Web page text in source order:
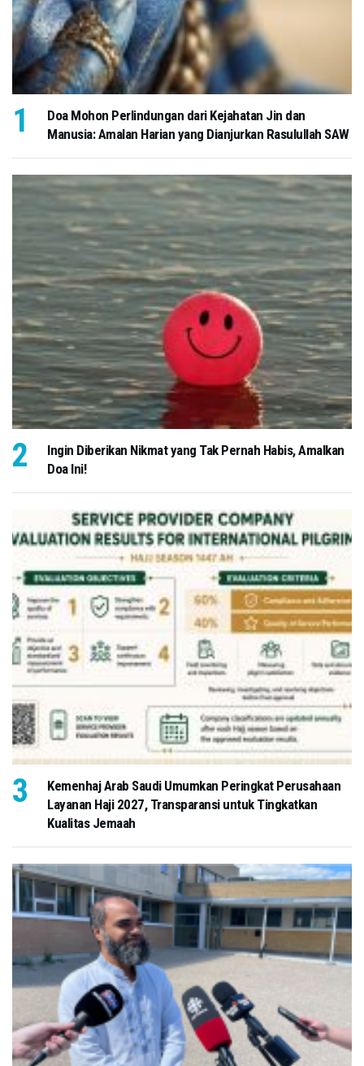
Doa Mohon Perlindungan dari Kejahatan Jin dan
Manusia: Amalan Harian yang Dianjurkan Rasulullah SAW
Ingin Diberikan Nikmat yang Tak Pernah Habis, Amalkan
Doa Ini!
Kemenhaj Arab Saudi Umumkan Peringkat Perusahaan
Layanan Haji 2027, Transparansi untuk Tingkatkan
Kualitas Jemaah